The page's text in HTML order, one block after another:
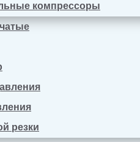
компрессоры
резки